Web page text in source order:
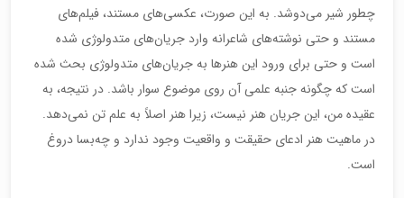
چطور شیر می‌دوشد. به این صورت، عکسی‌های مستند، فیلم‌های
مستند و حتی نوشته‌های شاعرانه وارد جریان‌های متدولوژی شده
است و حتی برای ورود این هنرها به جریان‌های متدولوژی بحث شده
است که چگونه جنبه علمی آن روی موضوع سوار باشد. در نتیجه، به
عقیده من، این جریان هنر نیست، زیرا هنر اصلاً به علم تن نمی‌دهد.
در ماهیت هنر ادعای حقیقت و واقعیت وجود ندارد و چه‌بسا دروغ
است.